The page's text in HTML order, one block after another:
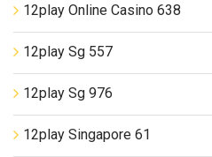
12play Online Casino 638
12play Sg 557
12play Sg 976
12play Singapore 61